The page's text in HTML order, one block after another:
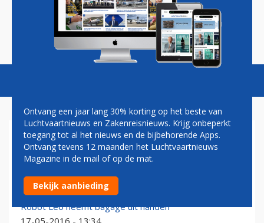
Magazine Podcasts Vacatures
ROBOT
Robots helpen reizigers op Eindhoven Airport
19-01-2024 - 12:53
Robot Leo neemt bagage uit handen
Ontvang een jaar lang 30% korting op het beste van
Luchtvaartnieuws en Zakenreisnieuws. Krijg onbeperkt
toegang tot al het nieuws en de bijbehorende Apps.
Ontvang tevens 12 maanden het Luchtvaartnieuws
Magazine in de mail of op de mat.
Bekijk aanbieding